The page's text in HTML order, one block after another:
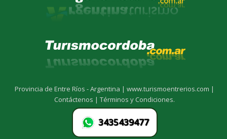
Provincia de Entre Ríos - Argentina |www.turismoentrerios.com |
Contáctenos |Términos y Condiciones.
3435439477